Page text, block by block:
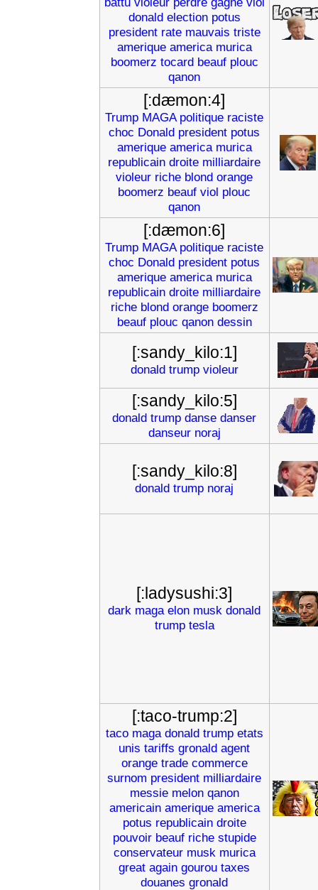
donald election potus
president rate mauvais triste
amerique america murica
boomerz tocard beauf plouc
qanon
[:dæmon:4]
Trump MAGA politique raciste
choc Donald president potus
amerique america murica
republicain droite milliardaire
violeur riche blond orange
boomerz beauf viol plouc
qanon
[:dæmon:6]
Trump MAGA politique raciste
choc Donald president potus
amerique america murica
republicain droite milliardaire
riche blond orange boomerz
beauf plouc qanon dessin
[:sandy_kilo:1]
donald trump violeur
[:sandy_kilo:5]
donald trump danse danser
danseur noraj
[:sandy_kilo:8]
donald trump noraj
[:ladysushi:3]
dark maga elon musk donald
trump tesla
[:taco-trump:2]
taco maga donald trump etats
unis tariffs gronald agent
orange trade commerce
surnom president milliardaire
messie melon qanon
americain amerique america
potus republicain droite
pouvoir beauf riche stupide
conservateur musk murica
great again gourou taxes
douanes gronald